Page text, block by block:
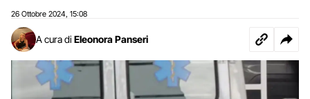
26 Ottobre 2024 15:08
A cura di Eleonora Panseri